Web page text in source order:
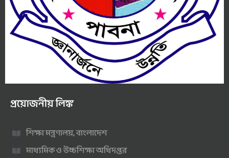
প্রয়োজনীয় লিঙ্ক
শিক্ষা মন্ত্রণালয়, বাংলাদেশ
মাধ্যমিক ও উচ্চশিক্ষা অধিদপ্তর